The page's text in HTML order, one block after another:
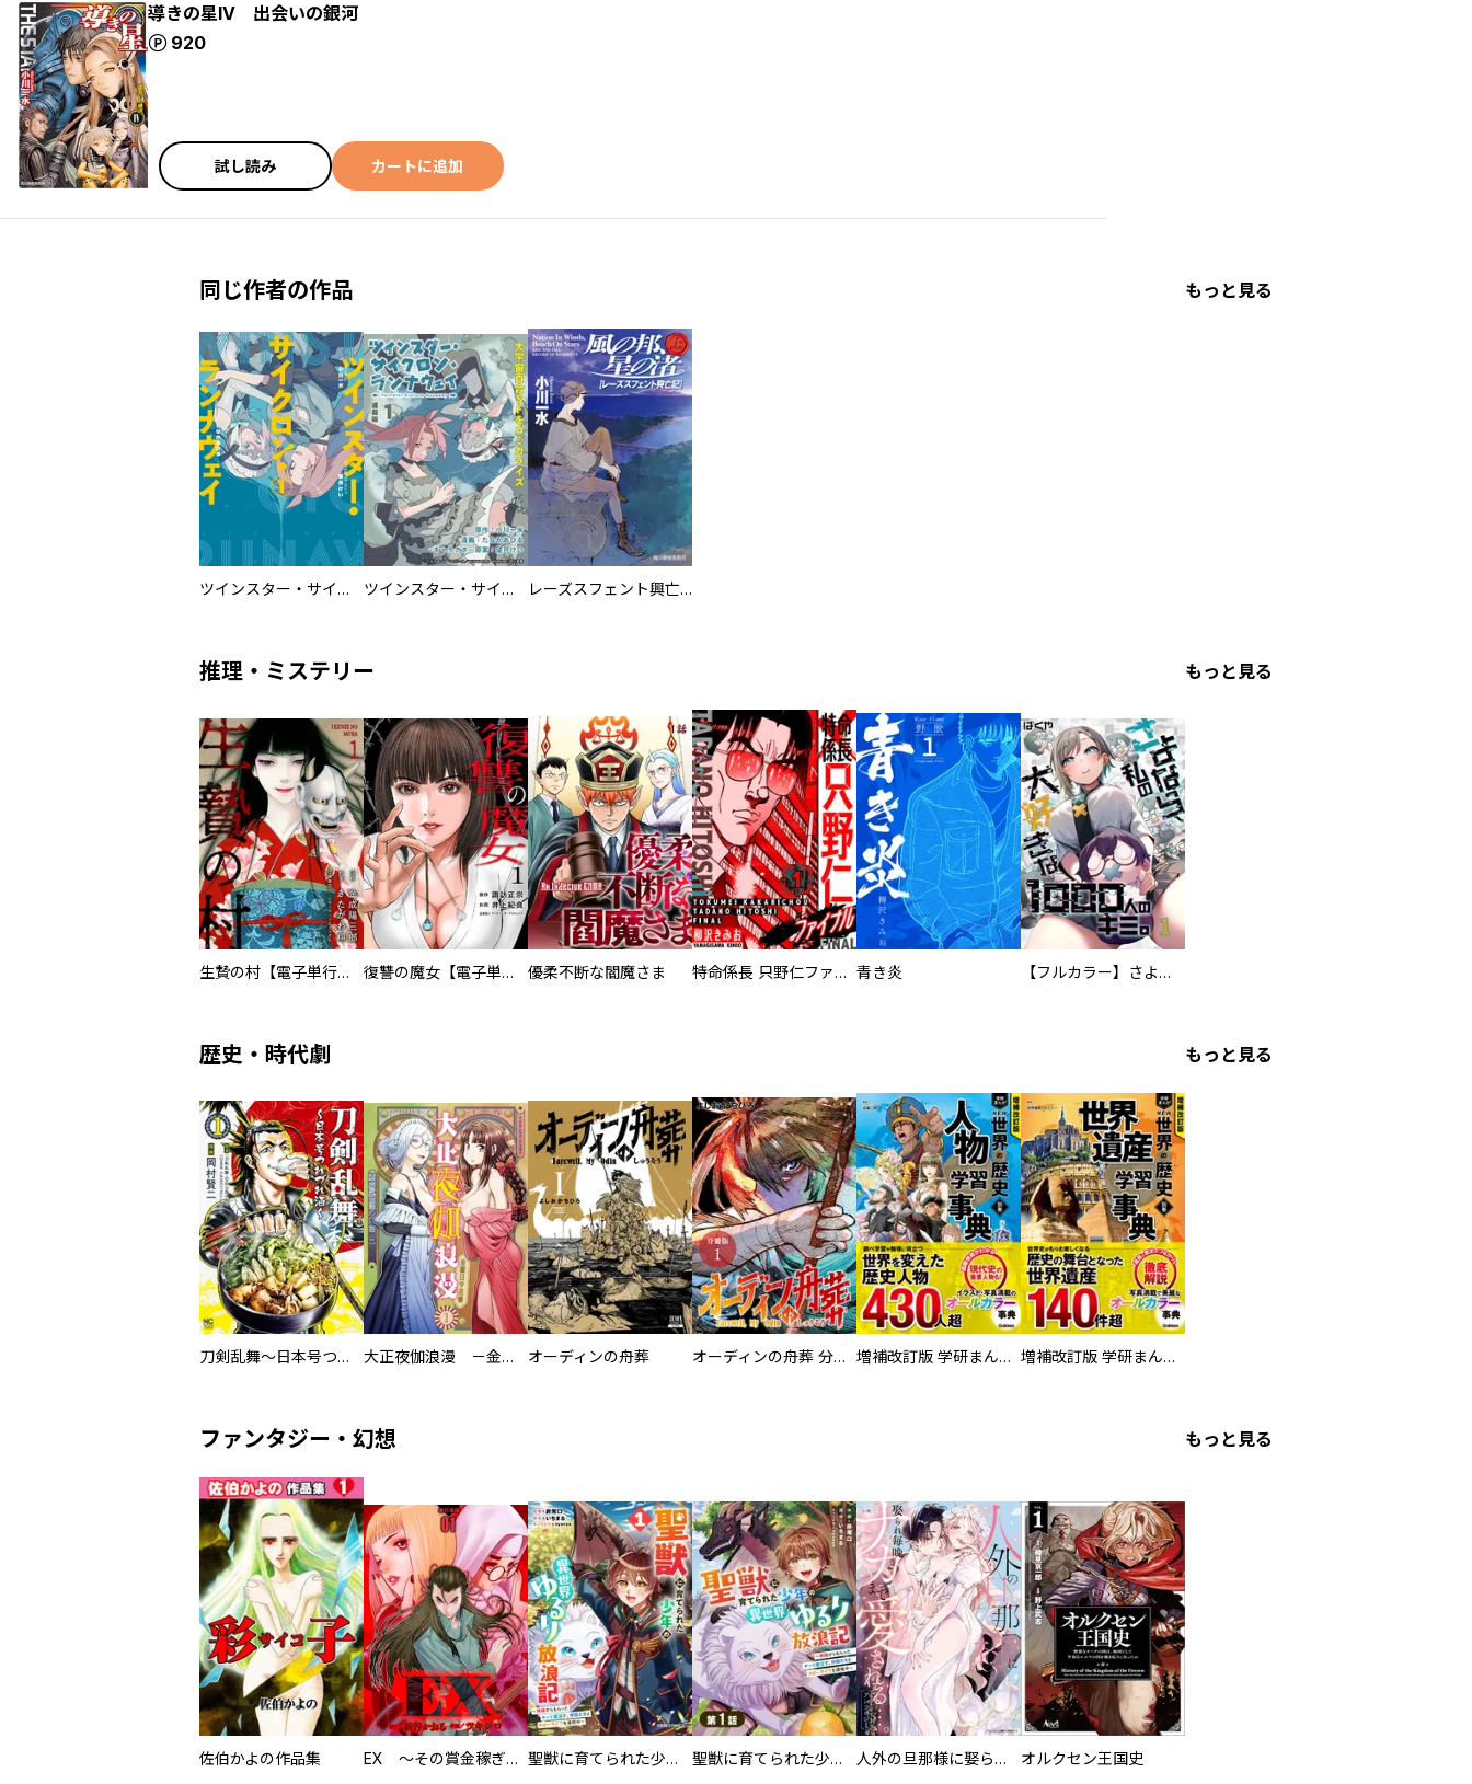
導きの星IV 出会いの銀河
920
ポイント
試し読み カートに追加
同じ作者の作品 もっと見る
ツインスター・サイクロン・ランナウェイ ツインスター・サイクロン・ランナウェイ 連載版 レーズスフェント興亡記
推理・ミステリー もっと見る
生贄の村【電子単行本版】 復讐の魔女【電子単行本版】 優柔不断な閻魔さま 特命係長 只野仁ファイナル 愛蔵版 青き炎 【フルカラー】さよなら、私の大好きな１０００人のキミ。
歴史・時代劇 もっと見る
刀剣乱舞～日本号つれづれ酒～ 大正夜伽浪漫 －金曜日の花嫁— オーディンの舟葬 オーディンの舟葬 分冊版 増補改訂版 学研まんが NEW世界の歴史 別巻 人物学習事典 増補改訂版 学研まんが NEW世界の歴史 別巻 世界遺産学習事典
ファンタジー・幻想 もっと見る
佐伯かよの作品集 EX ～その賞金稼ぎは、世界の出口を探す～【単行本版】 聖獣に育てられた少年の異世界ゆるり放浪記～神様からもらったチート魔法で、仲間たちとスローライフを満喫中～ 聖獣に育てられた少年の異世界ゆるり放浪記～神様からもらったチート魔法で、仲間たちとスローライフを満喫中～【分冊版】 人外の旦那様に娶られ毎晩ナカまで愛される…。アンソロジー オルクセン王国史